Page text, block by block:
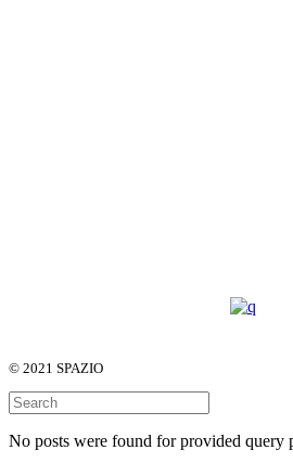
© 2021 SPAZIO
No posts were found for provided query